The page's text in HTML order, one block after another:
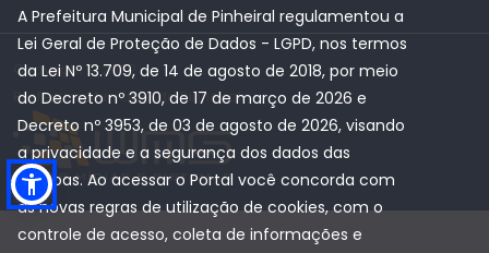
Copyright © 2022
Prefeitura Municipal de Pinheiral
A Prefeitura Municipal de Pinheiral regulamentou a
Lei Geral de Proteção de Dados - LGPD, nos termos
da Lei Nº 13.709, de 14 de agosto de 2018, por meio
do Decreto nº 3910, de 17 de março de 2026 e
Decreto nº 3953, de 03 de agosto de 2026, visando
a privacidade e a segurança dos dados das
pessoas. Ao acessar o Portal você concorda com
as novas regras de utilização de cookies, com o
controle de acesso, coleta de informações e